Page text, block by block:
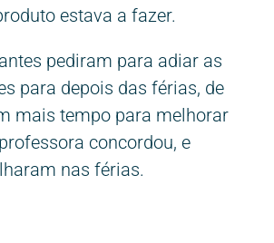
estava a fazer.
pediram para adiar as
para depois das férias, de
mais tempo para melhorar
concordou, e
nas férias.